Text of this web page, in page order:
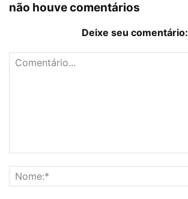
não houve comentários
Deixe seu comentário: